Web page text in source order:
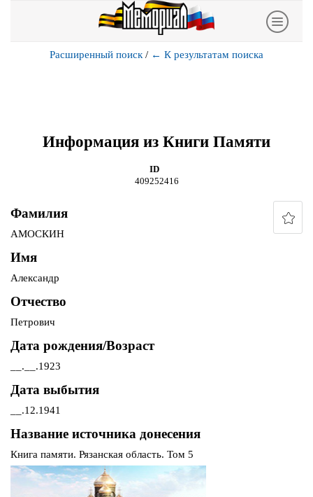
Расширенный поиск / ← К результатам поиска
Информация из Книги Памяти
ID
409252416
Фамилия
АМОСКИН
Имя
Александр
Отчество
Петрович
Дата рождения/Возраст
__.__.1923
Дата выбытия
__.12.1941
Название источника донесения
Книга памяти. Рязанская область. Том 5